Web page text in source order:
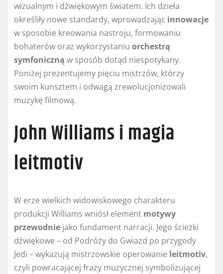
wizualnym i dźwiękowym światem. Ich dzieła
określiły nowe standardy, wprowadzając innowacje
w sposobie kreowania nastroju, formowaniu
bohaterów oraz wykorzystaniu orchestrą
symfoniczną w sposób dotąd niespotykany.
Poniżej prezentujemy pięciu mistrzów, którzy
swoim kunsztem i odwagą zrewolucjonizowali
muzykę filmową.
John Williams i magia
leitmotiv
W erze wielkich widowiskowego charakteru
produkcji Williams wniósł element motywy
przewodnie jako fundament narracji. Jego ścieżki
dźwiękowe – od Podróży do Gwiazd po przygody
Jedi – wykazują mistrzowskie operowanie leitmotiv,
czyli powracającej frazy muzycznej symbolizującej